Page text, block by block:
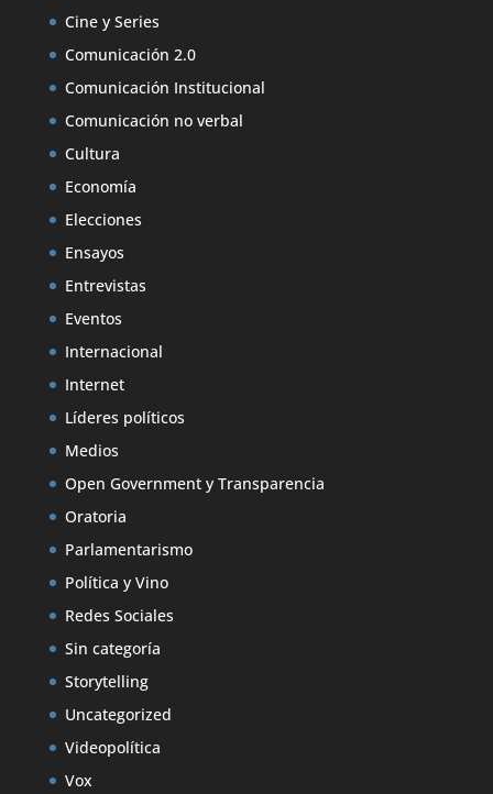
Cine y Series
Comunicación 2.0
Comunicación Institucional
Comunicación no verbal
Cultura
Economía
Elecciones
Ensayos
Entrevistas
Eventos
Internacional
Internet
Líderes políticos
Medios
Open Government y Transparencia
Oratoria
Parlamentarismo
Política y Vino
Redes Sociales
Sin categoría
Storytelling
Uncategorized
Videopolítica
Vox